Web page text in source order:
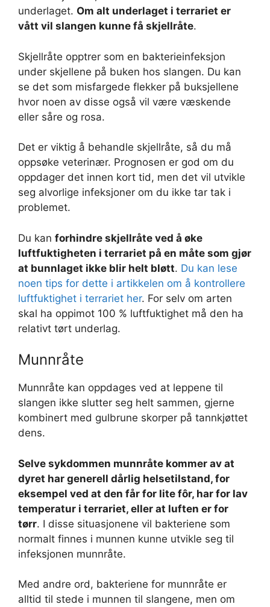
underlaget. Om alt underlaget i terrariet er
vått vil slangen kunne få skjellråte.
Skjellråte opptrer som en bakterieinfeksjon
under skjellene på buken hos slangen. Du kan
se det som misfargede flekker på buksjellene
hvor noen av disse også vil være væskende
eller såre og rosa.
Det er viktig å behandle skjellråte, så du må
oppsøke veterinær. Prognosen er god om du
oppdager det innen kort tid, men det vil utvikle
seg alvorlige infeksjoner om du ikke tar tak i
problemet.
Du kan forhindre skjellråte ved å øke
luftfuktigheten i terrariet på en måte som gjør
at bunnlaget ikke blir helt bløtt. Du kan lese
noen tips for dette i artikkelen om å kontrollere
luftfuktighet i terrariet her. For selv om arten
skal ha oppimot 100 % luftfuktighet må den ha
relativt tørt underlag.
Munnråte
Munnråte kan oppdages ved at leppene til
slangen ikke slutter seg helt sammen, gjerne
kombinert med gulbrune skorper på tannkjøttet
dens.
Selve sykdommen munnråte kommer av at
dyret har generell dårlig helsetilstand, for
eksempel ved at den får for lite fôr, har for lav
temperatur i terrariet, eller at luften er for
tørr. I disse situasjonene vil bakteriene som
normalt finnes i munnen kunne utvikle seg til
infeksjonen munnråte.
Med andre ord, bakteriene for munnråte er
alltid til stede i munnen til slangene, men om